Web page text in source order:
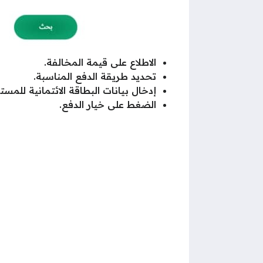
الاطلاع على قيمة المخالفة.
تحديد طريقة الدفع المناسبة.
إدخال بيانات البطاقة الائتمانية
الضغط على خيار الدفع.